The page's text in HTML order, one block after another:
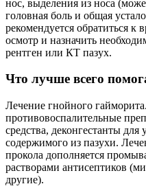
нос, выделения из носа
головная боль и общая
рекомендуется обратиться к
осмотр и назначить
рентген или КТ пазух.
Что лучше всего
Лечение гнойного
противовоспалительные
средства, деконгестанты
содержимого из пазухи.
прокола дополняется
растворами антисептиков
другие).